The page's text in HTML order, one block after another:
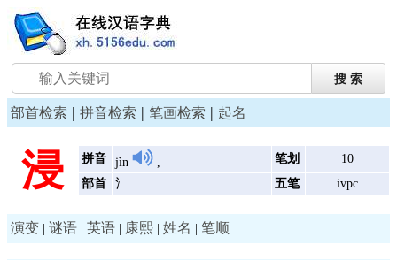
部首检索 | 拼音检索 | 笔画检索 | 起名
浸 拼音 jìn , 笔划
10
部首
氵 五笔 ivpc
演变 谜语 英语 康熙 姓名 笔顺